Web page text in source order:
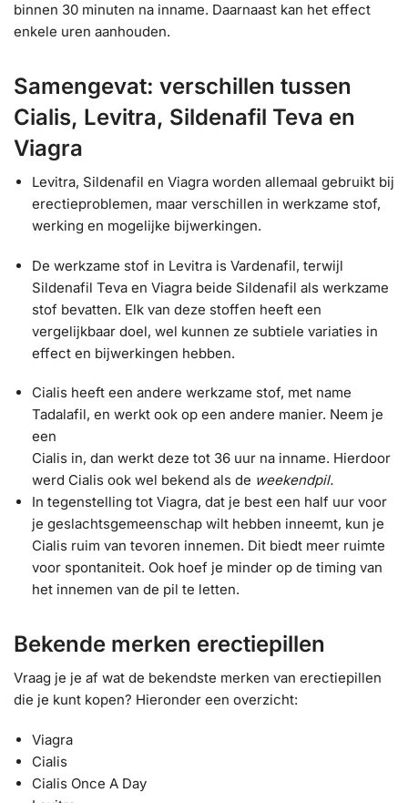
binnen 30 minuten na inname. Daarnaast kan het effect
enkele uren aanhouden.
Samengevat: verschillen tussen
Cialis, Levitra, Sildenafil Teva en
Viagra
Levitra, Sildenafil en Viagra worden allemaal gebruikt bij
erectieproblemen, maar verschillen in werkzame stof,
werking en mogelijke bijwerkingen.
De werkzame stof in Levitra is Vardenafil, terwijl
Sildenafil Teva en Viagra beide Sildenafil als werkzame
stof bevatten. Elk van deze stoffen heeft een
vergelijkbaar doel, wel kunnen ze subtiele variaties in
effect en bijwerkingen hebben.
Cialis heeft een andere werkzame stof, met name
Tadalafil, en werkt ook op een andere manier. Neem je
een
Cialis in, dan werkt deze tot 36 uur na inname. Hierdoor
werd Cialis ook wel bekend als de weekendpil.
In tegenstelling tot Viagra, dat je best een half uur voor
je geslachtsgemeenschap wilt hebben inneemt, kun je
Cialis ruim van tevoren innemen. Dit biedt meer ruimte
voor spontaniteit. Ook hoef je minder op de timing van
het innemen van de pil te letten.
Bekende merken erectiepillen
Vraag je je af wat de bekendste merken van erectiepillen
die je kunt kopen? Hieronder een overzicht:
Viagra
Cialis
Cialis Once A Day